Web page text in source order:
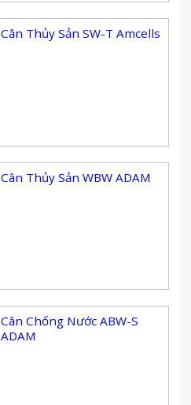
Cân Thủy Sản SW-T Amcells
Cân Thủy Sản WBW ADAM
Cân Chống Nước ABW-S
ADAM